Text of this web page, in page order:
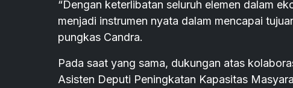
“Dengan keterlibatan seluruh elemen dalam
menjadi instrumen nyata dalam mencapai
pungkas Candra.
Pada saat yang sama, dukungan atas
Asisten Deputi Peningkatan Kapasitas